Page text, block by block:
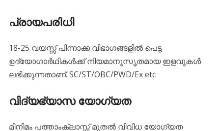
പ്രായപരിധി
18-25 വയസ്സ് പിന്നാക്ക വിഭാഗങ്ങളില്‍ പെട്ട
ഉദ്യോഗാര്‍ഥികള്‍ക്ക് നിയമാനുസൃതമായ ഇളവുകള്‍
ലഭിക്കുന്നതാണ്. SC/ST/OBC/PWD/Ex etc
വിദ്യഭ്യാസ യോഗ്യത
മിനിമം പത്താംക്ലാസ്സ്‌ മുതൽ വിവിധ യോഗ്യത